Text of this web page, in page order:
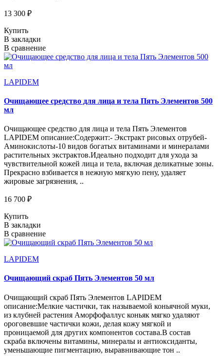
13 300 ₽
Купить
В закладки
В сравнение
LAPIDEM
Очищающее средство для лица и тела Пять Элементов 500
мл
Очищающее средство для лица и тела Пять Элементов
LAPIDEM описание:Содержит:- Экстракт рисовых отрубей-
Аминокислоты-10 видов богатых витаминами и минералами
растительных экстрактов.Идеально подходит для ухода за
чувствительной кожей лица и тела, включая деликатные зоны.
Прекрасно взбивается в нежную мягкую пену, удаляет
жировые загрязнения, ..
16 700 ₽
Купить
В закладки
В сравнение
LAPIDEM
Очищающий скраб Пять Элементов 50 мл
Очищающий скраб Пять Элементов LAPIDEM
описание:Мелкие частички, так называемой коньячной муки,
из клубней растения Аморфофаллус коньяк мягко удаляют
ороговевшие частички кожи, делая кожу мягкой и
проницаемой для других компонентов состава.В состав
скраба включены витамины, минералы и антиоксиданты,
уменьшающие пигментацию, выравнивающие тон ..